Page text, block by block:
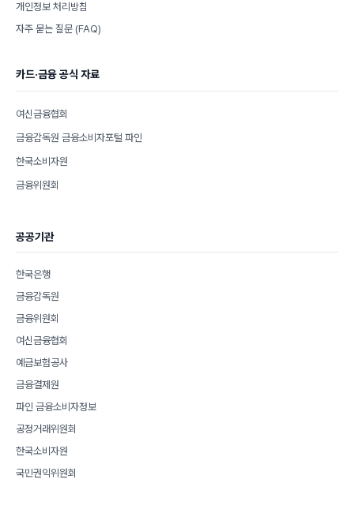
개인정보 처리방침
자주 묻는 질문 (FAQ)
카드·금융 공식 자료
여신금융협회
금융감독원 금융소비자포털 파인
한국소비자원
금융위원회
공공기관
한국은행
금융감독원
금융위원회
여신금융협회
예금보험공사
금융결제원
파인 금융소비자정보
공정거래위원회
한국소비자원
국민권익위원회